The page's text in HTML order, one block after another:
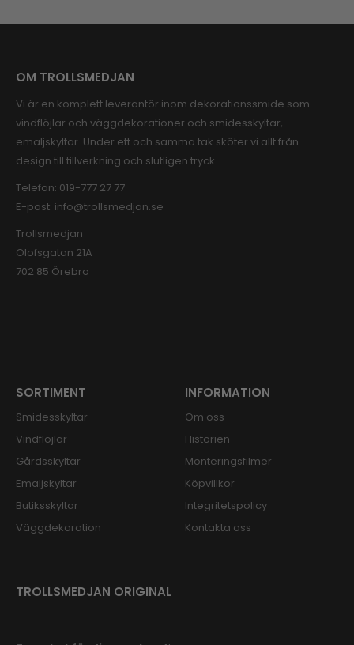
OM TROLLSMEDJAN
Vi är en komplett leverantör inom dekorationssmide som
vindflöjlar och väggdekorationer och smidesskyltar,
emaljskyltar. Under ett och samma tak sköter vi allt från
design till tillverkning och slutligen tryck.
Telefon: 019-777 27 77
E-post: info@trollsmedjan.se
Trollsmedjan
Olofsgatan 21A
702 85 Örebro
SORTIMENT
Smidesskyltar
Vindflöjlar
Gårdsskyltar
Emaljskyltar
Butiksskyltar
Väggdekoration
INFORMATION
Om oss
Historien
Monteringsfilmer
Köpvillkor
Integritetspolicy
Kontakta oss
TROLLSMEDJAN ORIGINAL